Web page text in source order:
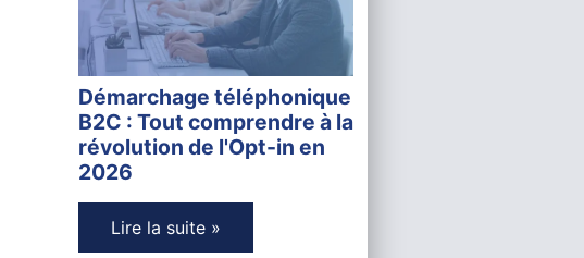
Démarchage téléphonique
B2C : Tout comprendre à la
révolution de l'Opt-in en
2026
Lire la suite »